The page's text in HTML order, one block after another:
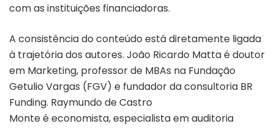
com as instituições financiadoras.
A consistência do conteúdo está diretamente ligada
à trajetória dos autores. João Ricardo Matta é doutor
em Marketing, professor de MBAs na Fundação
Getulio Vargas (FGV) e fundador da consultoria BR
Funding. Raymundo de Castro
Monte é economista, especialista em auditoria